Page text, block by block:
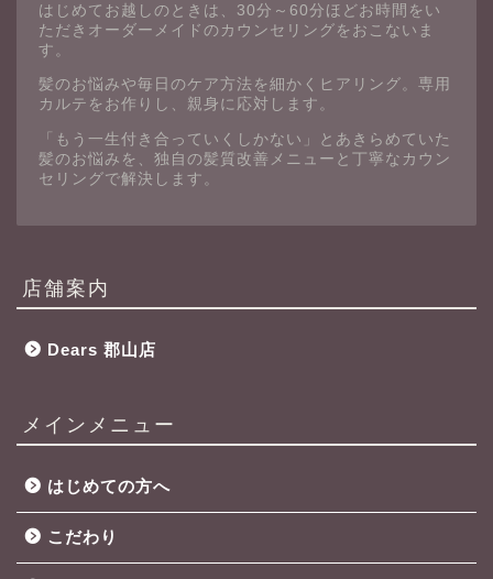
はじめてお越しのときは、30分～60分ほどお時間をい
ただきオーダーメイドのカウンセリングをおこないま
す。
髪のお悩みや毎日のケア方法を細かくヒアリング。専用
カルテをお作りし、親身に応対します。
「もう一生付き合っていくしかない」とあきらめていた
髪のお悩みを、独自の髪質改善メニューと丁寧なカウン
セリングで解決します。
店舗案内
Dears 郡山店
メインメニュー
はじめての方へ
こだわり